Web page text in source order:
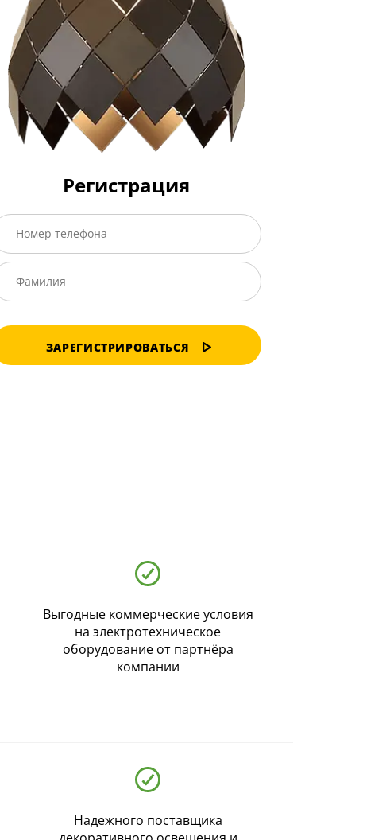
Регистрация
ЗАРЕГИСТРИРОВАТЬСЯ
Выгодные коммерческие условия
на электротехническое
оборудование от партнёра
компании
Надежного поставщика